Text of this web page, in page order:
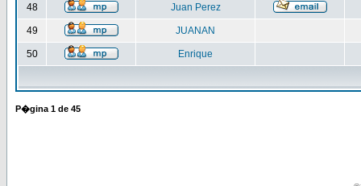
48 Juan Perez
49 JUANAN
50 Enrique
P�gina 1 de 45